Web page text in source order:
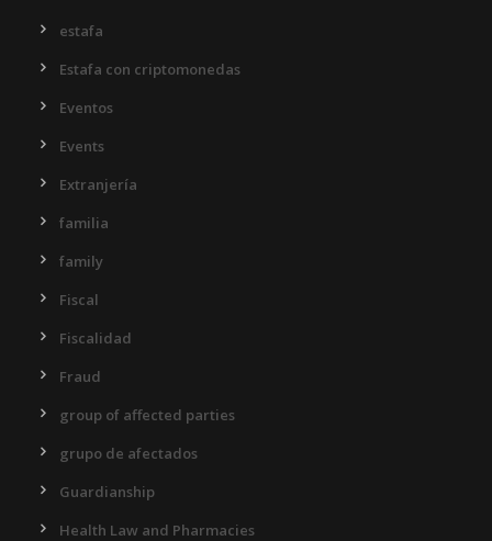
estafa
Estafa con criptomonedas
Eventos
Events
Extranjería
familia
family
Fiscal
Fiscalidad
Fraud
group of affected parties
grupo de afectados
Guardianship
Health Law and Pharmacies